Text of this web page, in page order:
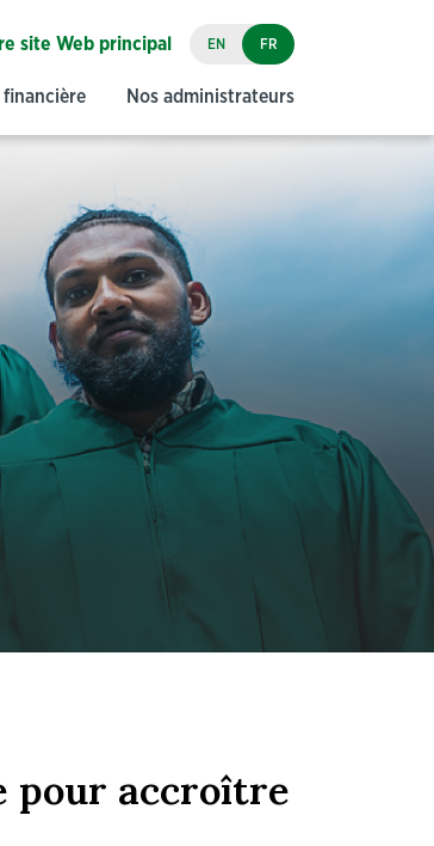
site Web principal EN FR
Nos administrateurs
pour accroître